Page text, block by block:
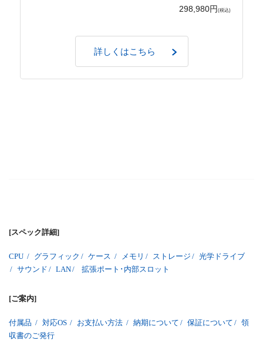
298,980円 (税込)
詳しくはこちら
[スペック詳細]
CPU / グラフィック / ケース / メモリ / ストレージ / 光学ドライブ
/ サウンド / LAN/ 拡張ポート･内部スロット
[ご案内]
付属品 / 対応OS / お支払い方法 / 納期について / 保証について / 領
収書のご発行